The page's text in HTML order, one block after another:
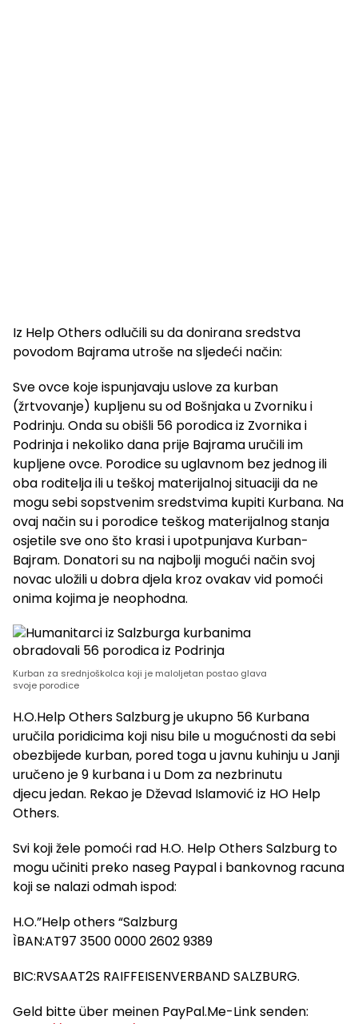
Iz Help Others odlučili su da donirana sredstva
povodom Bajrama utroše na sljedeći način:
Sve ovce koje ispunjavaju uslove za kurban
(žrtvovanje) kupljenu su od Bošnjaka u Zvorniku i
Podrinju. Onda su obišli 56 porodica iz Zvornika i
Podrinja i nekoliko dana prije Bajrama uručili im
kupljene ovce. Porodice su uglavnom bez jednog ili
oba roditelja ili u teškoj materijalnoj situaciji da ne
mogu sebi sopstvenim sredstvima kupiti Kurbana. Na
ovaj način su i porodice teškog materijalnog stanja
osjetile sve ono što krasi i upotpunjava Kurban-
Bajram. Donatori su na najbolji mogući način svoj
novac uložili u dobra djela kroz ovakav vid pomoći
onima kojima je neophodna.
Kurban za srednjoškolca koji je maloljetan postao glava
svoje porodice
H.O.Help Others Salzburg je ukupno 56 Kurbana
uručila poridicima koji nisu bile u mogućnosti da sebi
obezbijede kurban, pored toga u javnu kuhinju u Janji
uručeno je 9 kurbana i u Dom za nezbrinutu
djecu jedan. Rekao je Dževad Islamović iz HO Help
Others.
Svi koji žele pomoći rad H.O. Help Others Salzburg to
mogu učiniti preko naseg Paypal i bankovnog racuna
koji se nalazi odmah ispod:
H.O.”Help others “Salzburg
ÌBAN:AT97 3500 0000 2602 9389
BIC:RVSAAT2S RAIFFEISENVERBAND SALZBURG.
Geld bitte über meinen PayPal.Me-Link senden: